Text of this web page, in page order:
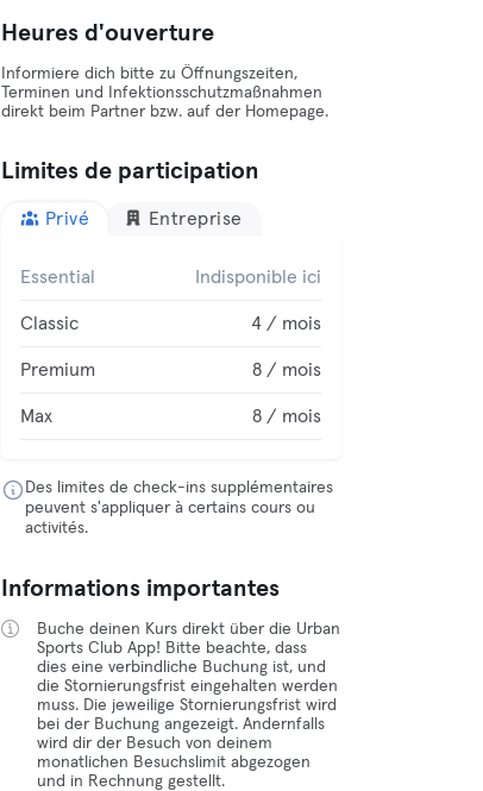
Heures d'ouverture
Informiere dich bitte zu Öffnungszeiten,
Terminen und Infektionsschutzmaßnahmen
direkt beim Partner bzw. auf der Homepage.
Limites de participation
Privé Entreprise
Essential Indisponible ici
Classic 4 / mois
Premium 8 / mois
Max 8 / mois
Des limites de check-ins supplémentaires
peuvent s'appliquer à certains cours ou
activités.
Informations importantes
Buche deinen Kurs direkt über die Urban
Sports Club App! Bitte beachte, dass
dies eine verbindliche Buchung ist, und
die Stornierungsfrist eingehalten werden
muss. Die jeweilige Stornierungsfrist wird
bei der Buchung angezeigt. Andernfalls
wird dir der Besuch von deinem
monatlichen Besuchslimit abgezogen
und in Rechnung gestellt.